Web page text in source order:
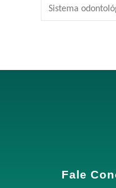
Sistema
Fale